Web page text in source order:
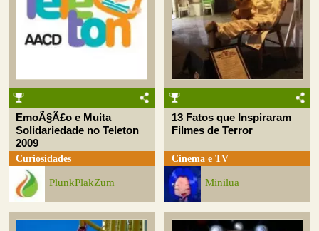
EmoÃ§Ã£o e Muita
Solidariedade no Teleton
2009
Curiosidades
PlunkPlakZum
13 Fatos que Inspiraram
Filmes de Terror
Cinema e TV
Minilua